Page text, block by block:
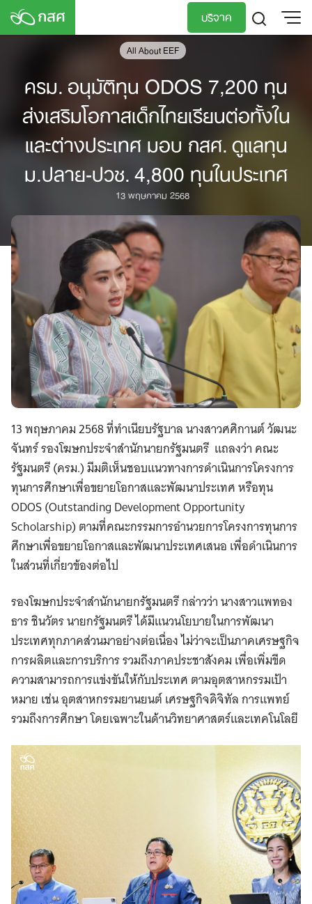
Skip
บริจาค
All About EEF
ครม. อนุมัติทุน ODOS 7,200 ทุน
ส่งเสริมโอกาสเด็กไทยเรียนต่อทั้งใน
และต่างประเทศ มอบ กสศ. ดูแลทุน
ม.ปลาย-ปวช. 4,800 ทุนในประเทศ
13 พฤษภาคม 2568
13 พฤษภาคม 2568 ที่ทำเนียบรัฐบาล นางสาวศศิกานต์ วัฒนะ
จันทร์ รองโฆษกประจำสำนักนายกรัฐมนตรี แถลงว่า คณะ
รัฐมนตรี (ครม.) มีมติเห็นชอบแนวทางการดำเนินการโครงการ
ทุนการศึกษาเพื่อขยายโอกาสและพัฒนาประเทศ หรือทุน
ODOS (Outstanding Development Opportunity
Scholarship) ตามที่คณะกรรมการอำนวยการโครงการทุนการ
ศึกษาเพื่อขยายโอกาสและพัฒนาประเทศเสนอ เพื่อดำเนินการ
ในส่วนที่เกี่ยวข้องต่อไป
รองโฆษกประจำสำนักนายกรัฐมนตรี กล่าวว่า นางสาวแพทอง
ธาร ชินวัตร นายกรัฐมนตรี ได้มีแนวนโยบายในการพัฒนา
ประเทศทุกภาคส่วนมาอย่างต่อเนื่อง ไม่ว่าจะเป็นภาคเศรษฐกิจ
การผลิตและการบริการ รวมถึงภาคประชาสังคม เพื่อเพิ่มขีด
ความสามารถการแข่งขันให้กับประเทศ ตามอุตสาหกรรมเป้า
หมาย เช่น อุตสาหกรรมยานยนต์ เศรษฐกิจดิจิทัล การแพทย์
รวมถึงการศึกษา โดยเฉพาะในด้านวิทยาศาสตร์และเทคโนโลยี